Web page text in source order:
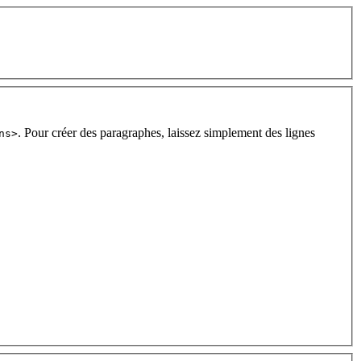
. Pour créer des paragraphes, laissez simplement des lignes